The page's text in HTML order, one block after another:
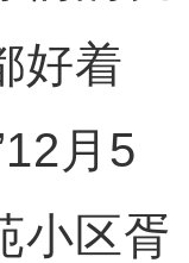
好着
月5
小区胥